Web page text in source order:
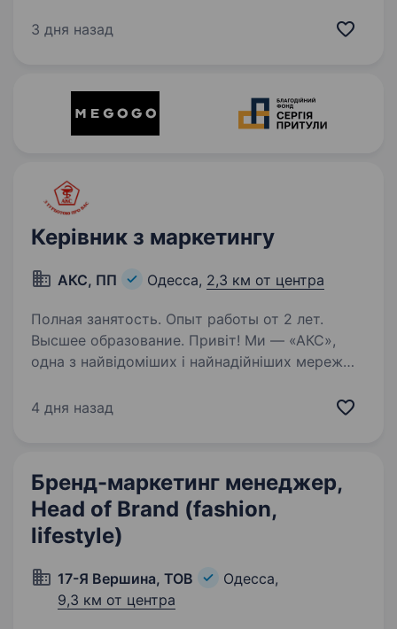
основні завдання: розробка та реалізація
3 дня назад
Керівник з маркетингу
АКС, ПП Одесса, 2,3 км от центра
Полная занятость. Опыт работы от 2 лет.
Высшее образование. Привіт! Ми — «АКС»,
одна з найвідоміших і найнадійніших мереж
більш ніж 29-річною історією. Наша
4 дня назад
Бренд-маркетинг менеджер,
Head of Brand (fashion,
lifestyle)
17-Я Вершина, ТОВ
Одесса,
9,3 км от центра